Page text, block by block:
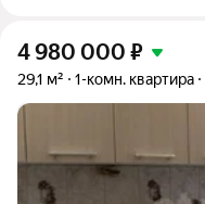
4 980 000 ₽
29,1 м² 1-комн. квартира